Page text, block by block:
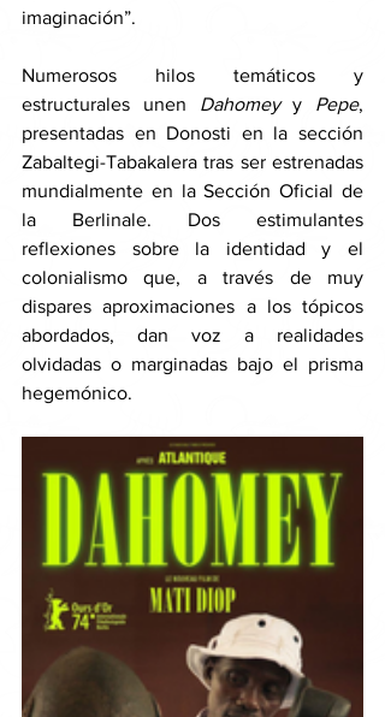
imaginación”.
Numerosos hilos temáticos y
estructurales unen Dahomey y Pepe,
presentadas en Donosti en la sección
Zabaltegi-Tabakalera tras ser estrenadas
mundialmente en la Sección Oficial de
la Berlinale. Dos estimulantes
reflexiones sobre la identidad y el
colonialismo que, a través de muy
dispares aproximaciones a los tópicos
abordados, dan voz a realidades
olvidadas o marginadas bajo el prisma
hegemónico.